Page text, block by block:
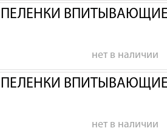
ПЕЛЕНКИ
нет в наличии
ПЕЛЕНКИ
нет в наличии